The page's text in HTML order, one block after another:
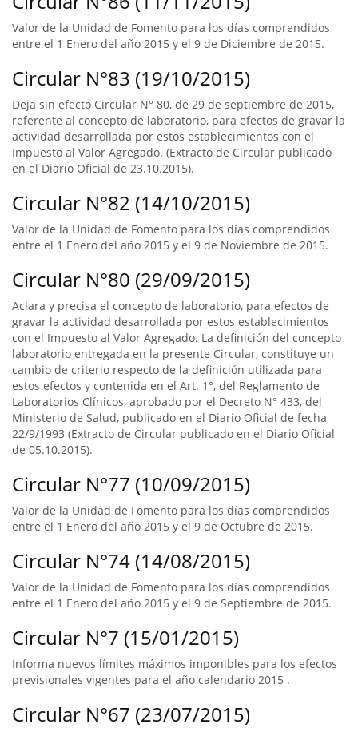
Valor de la Unidad de Fomento para los días comprendidos
entre el 1 Enero del año 2015 y el 9 de Diciembre de 2015.
Circular N°83 (19/10/2015)
Deja sin efecto Circular N° 80, de 29 de septiembre de 2015,
referente al concepto de laboratorio, para efectos de gravar la
actividad desarrollada por estos establecimientos con el
Impuesto al Valor Agregado. (Extracto de Circular publicado
en el Diario Oficial de 23.10.2015).
Circular N°82 (14/10/2015)
Valor de la Unidad de Fomento para los días comprendidos
entre el 1 Enero del año 2015 y el 9 de Noviembre de 2015.
Circular N°80 (29/09/2015)
Aclara y precisa el concepto de laboratorio, para efectos de
gravar la actividad desarrollada por estos establecimientos
con el Impuesto al Valor Agregado. La definición del concepto
laboratorio entregada en la presente Circular, constituye un
cambio de criterio respecto de la definición utilizada para
estos efectos y contenida en el Art. 1°, del Reglamento de
Laboratorios Clínicos, aprobado por el Decreto N° 433, del
Ministerio de Salud, publicado en el Diario Oficial de fecha
22/9/1993 (Extracto de Circular publicado en el Diario Oficial
de 05.10.2015).
Circular N°77 (10/09/2015)
Valor de la Unidad de Fomento para los días comprendidos
entre el 1 Enero del año 2015 y el 9 de Octubre de 2015.
Circular N°74 (14/08/2015)
Valor de la Unidad de Fomento para los días comprendidos
entre el 1 Enero del año 2015 y el 9 de Septiembre de 2015.
Circular N°7 (15/01/2015)
Informa nuevos límites máximos imponibles para los efectos
previsionales vigentes para el año calendario 2015 .
Circular N°67 (23/07/2015)